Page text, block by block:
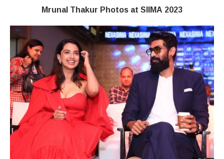
Mrunal Thakur Photos at SIIMA 2023